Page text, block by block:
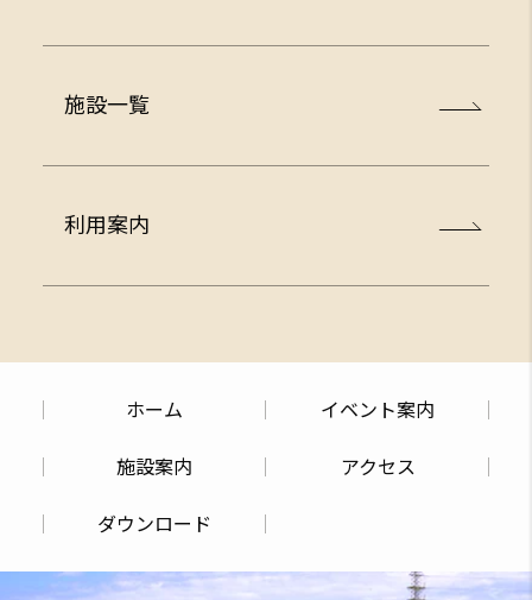
施設一覧
施設案内
響きホール
楽屋1～5
利用案内
料金表
貸館予約について
ホーム イベント案内
施設案内 アクセス
ダウンロード